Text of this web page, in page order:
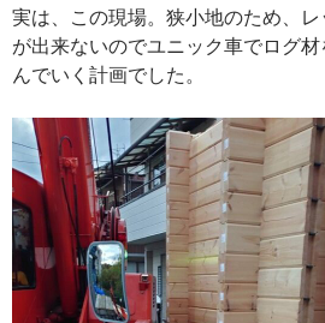
実は、この現場。狭小地のため、
が出来ないのでユニック車でログ
んでいく計画でした。